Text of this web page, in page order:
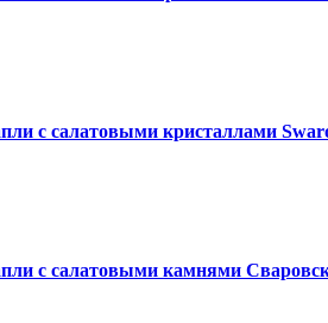
с салатовыми кристаллами
с салатовыми камнями